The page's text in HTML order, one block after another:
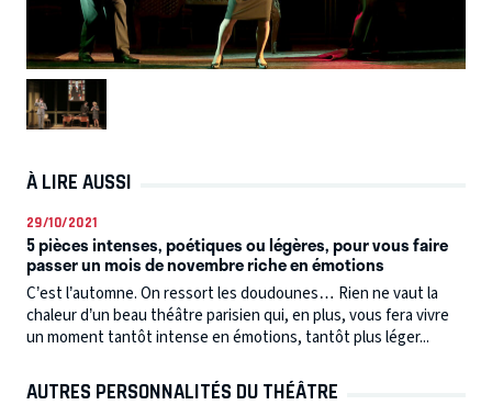
À LIRE AUSSI
29/10/2021
5 pièces intenses, poétiques ou légères, pour vous faire
passer un mois de novembre riche en émotions
C’est l’automne. On ressort les doudounes… Rien ne vaut la
chaleur d’un beau théâtre parisien qui, en plus, vous fera vivre
un moment tantôt intense en émotions, tantôt plus léger...
AUTRES PERSONNALITÉS DU THÉÂTRE